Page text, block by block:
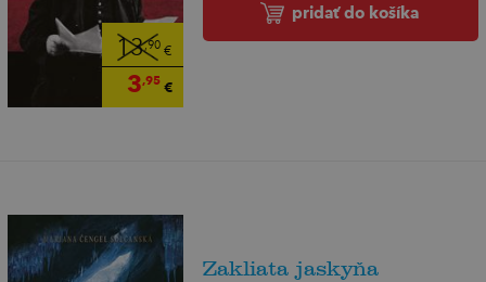
13,90€
3,95€
pridať do košíka
Zakliata jaskyňa